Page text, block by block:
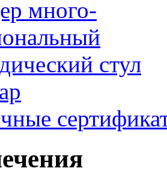
много-
стул